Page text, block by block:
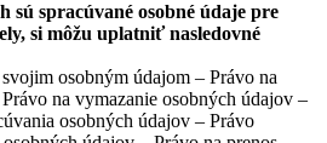
sú spracúvané osobné údaje pre
si môžu uplatniť nasledovné
osobným údajom – Právo na
na vymazanie osobných údajov –
osobných údajov – Právo